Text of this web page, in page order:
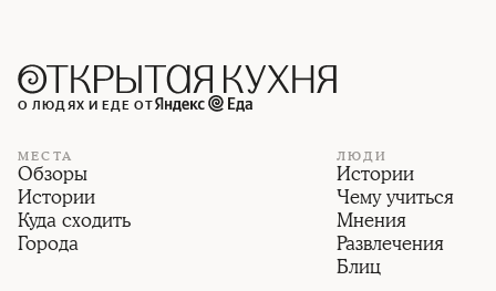
О ЛЮДЯХ И ЕДЕ ОТ
МЕСТА
Обзоры
Истории
Куда сходить
Города
ЛЮДИ
Истории
Чему учиться
Мнения
Развлечения
Блиц